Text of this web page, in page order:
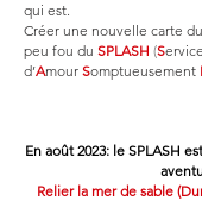
qui est.
Créer une nouvelle carte
peu fou du SPLASH (Service
d’Amour Somptueusement
En août 2023: le SPLASH
Relier la mer de sable